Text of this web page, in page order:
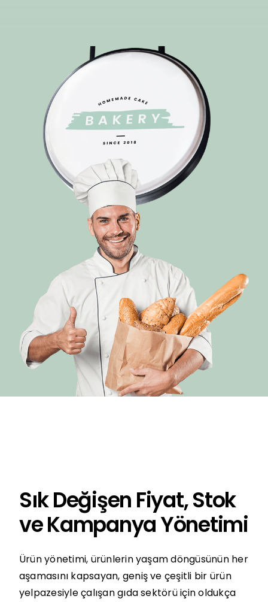
Sık Değişen Fiyat, Stok
ve Kampanya Yönetimi
Ürün yönetimi, ürünlerin yaşam döngüsünün her
aşamasını kapsayan, geniş ve çeşitli bir ürün
yelpazesiyle çalışan gıda sektörü için oldukça